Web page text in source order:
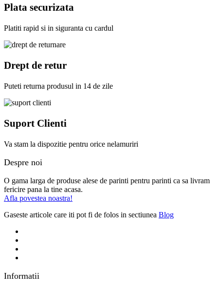
Plata securizata
Platiti rapid si in siguranta cu cardul
Drept de retur
Puteti returna produsul in 14 de zile
Suport Clienti
Va stam la dispozitie pentru orice nelamuriri
Despre noi
O gama larga de produse alese de parinti pentru parinti ca sa livram
fericire pana la tine acasa.
Afla povestea noastra!
Gaseste articole care iti pot fi de folos in sectiunea Blog
Informatii